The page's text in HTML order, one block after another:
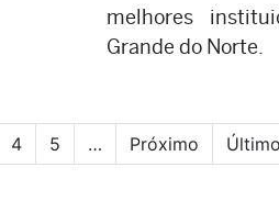
melhores
Grande do Norte.
4 5 … Próximo Último